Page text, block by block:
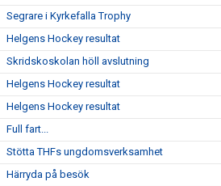
Segrare i Kyrkefalla Trophy
Helgens Hockey resultat
Skridskoskolan höll avslutning
Helgens Hockey resultat
Helgens Hockey resultat
Full fart...
Stötta THFs ungdomsverksamhet
Härryda på besök